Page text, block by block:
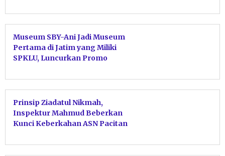
Museum SBY-Ani Jadi Museum
Pertama di Jatim yang Miliki
SPKLU, Luncurkan Promo
Prinsip Ziadatul Nikmah,
Inspektur Mahmud Beberkan
Kunci Keberkahan ASN Pacitan